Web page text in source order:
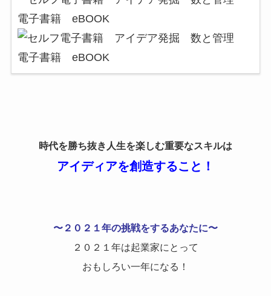
時代を勝ち抜き人生を楽しむ重要なスキルは
アイディアを創造すること！
〜２０２１年の挑戦をするあなたに〜
２０２１年は起業家にとって
おもしろい一年になる！